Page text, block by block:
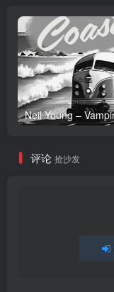
评论 抢沙发